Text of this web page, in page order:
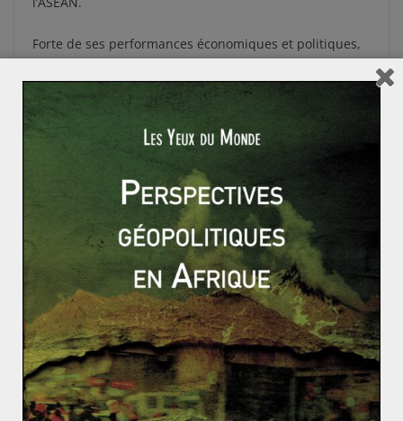
Forte de ses performances économiques et politiques,
du sommet de Bali en octobre 2003, un accord avait été
fixé : le « Concord » de Bali II. Ambitieux, celui-ci
projetait la tenue de plusieurs objectifs, eux-mêmes
établis à partir de trois piliers : une communauté de
sécurité, une communauté économique et une
communauté socioculturelle. Si comme jusqu’alors ces
serments sont couronnés de succès, alors émergera
sans aucun doute, la toute première communauté des
nations d’Asie du Sud-Est.
L’Europe : un continent aux frontières discutables
La Chine face à la question du Tibet